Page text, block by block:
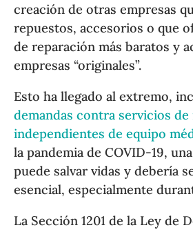
creación de otras empresas
repuestos, accesorios o que
de reparación más baratos y
empresas “originales”.
Esto ha llegado al extremo,
demandas contra servicios
independientes de equipo
la pandemia de COVID-19,
puede salvar vidas y debería
esencial, especialmente
La Sección 1201 de la Ley de